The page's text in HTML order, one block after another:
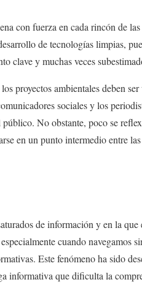
con fuerza en cada rincón de
de tecnologías limpias,
clave y muchas veces
proyectos ambientales deben
sociales y los
No obstante, poco se
en un punto intermedio entre
de información y en la
cuando navegamos
Este fenómeno ha sido
informativa que dificulta la